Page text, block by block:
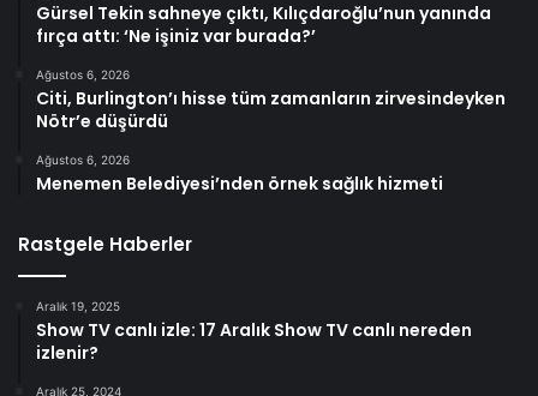
Gürsel Tekin sahneye çıktı, Kılıçdaroğlu’nun yanında
fırça attı: ‘Ne işiniz var burada?’
Ağustos 6, 2026
Citi, Burlington’ı hisse tüm zamanların zirvesindeyken
Nötr’e düşürdü
Ağustos 6, 2026
Menemen Belediyesi’nden örnek sağlık hizmeti
Rastgele Haberler
Aralık 19, 2025
Show TV canlı izle: 17 Aralık Show TV canlı nereden
izlenir?
Aralık 25, 2024